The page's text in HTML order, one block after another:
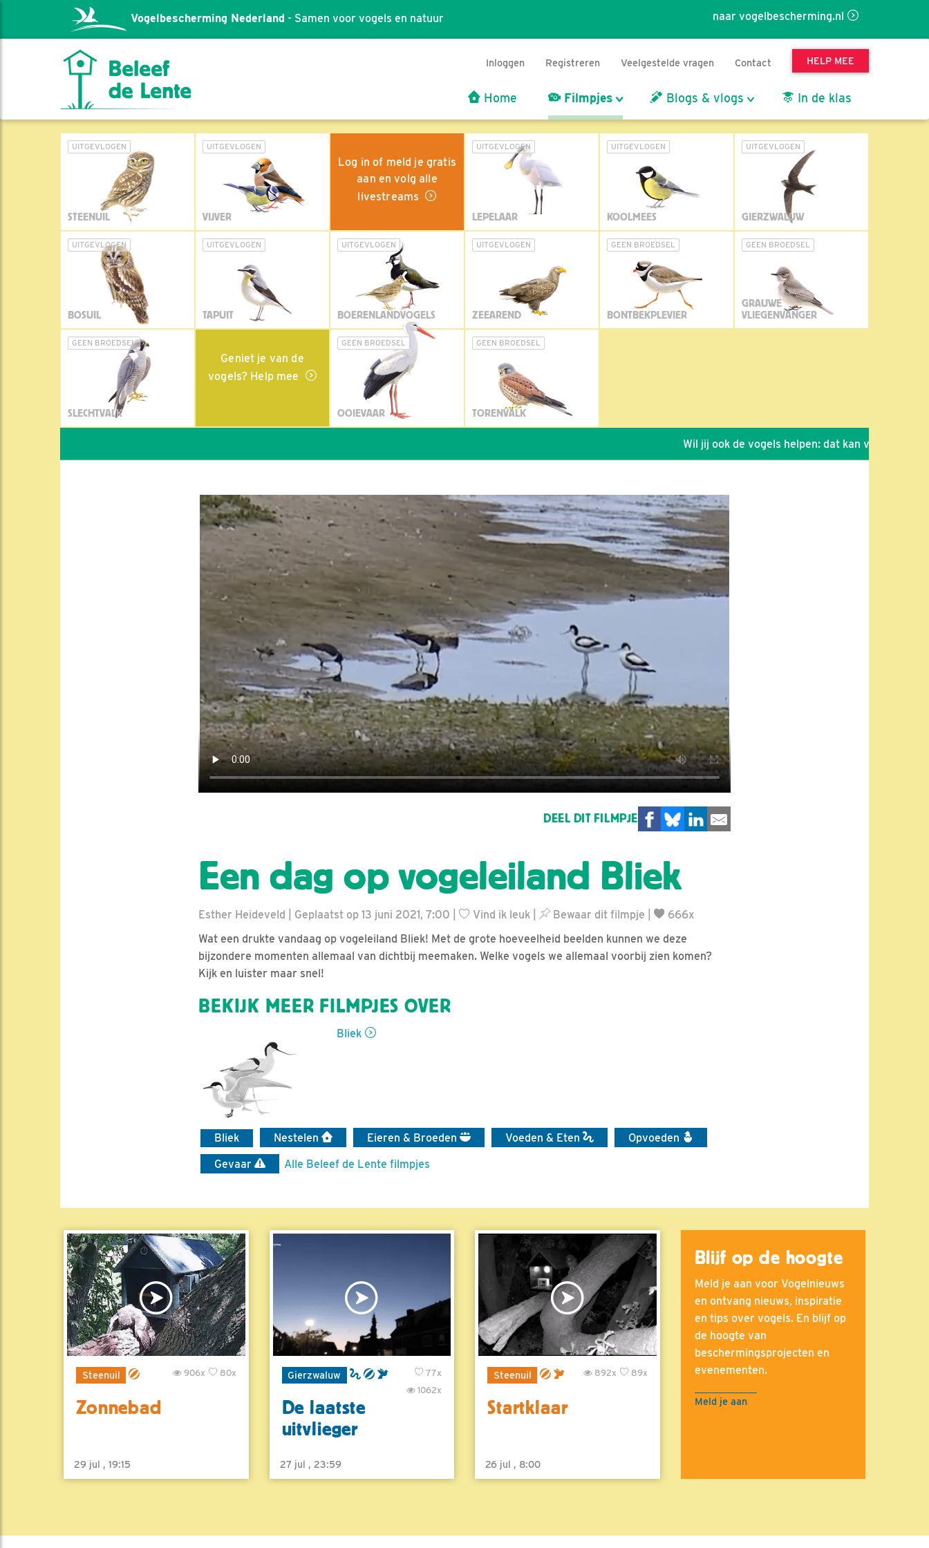
naar vogelbescherming.nl
Vogelbescherming Nederland - Samen voor vogels en natuur
Inloggen Registreren Veelgestelde vragen Contact HELP MEE
Home Filmpjes Blogs & vlogs In de klas
UITGEVLOGEN
STEENUIL
UITGEVLOGEN
VIJVER
Log in of meld je gratis
aan en volg alle
livestreams
UITGEVLOGEN
LEPELAAR
UITGEVLOGEN
KOOLMEES
UITGEVLOGEN
GIERZWALUW
UITGEVLOGEN
BOSUIL
UITGEVLOGEN
TAPUIT
UITGEVLOGEN
BOERENLANDVOGELS
UITGEVLOGEN
ZEEAREND
GEEN BROEDSEL
BONTBEKPLEVIER
GEEN BROEDSEL
GRAUWE
VLIEGENVANGER
GEEN BROEDSEL
SLECHTVALK
Geniet je van de
vogels? Help mee
GEEN BROEDSEL
OOIEVAAR
GEEN BROEDSEL
TORENVALK
Wil jij ook de vogels helpen: dat kan via de link!
DEEL DIT FILMPJE
Een dag op vogeleiland Bliek
Esther Heideveld | Geplaatst op 13 juni 2021, 7:00 | Vind ik leuk Bewaar dit filmpje
666x
Wat een drukte vandaag op vogeleiland Bliek! Met de grote hoeveelheid beelden kunnen we deze
bijzondere momenten allemaal van dichtbij meemaken. Welke vogels we allemaal voorbij zien komen?
Kijk en luister maar snel!
BEKIJK MEER FILMPJES OVER
Bliek
Bliek Nestelen Eieren & Broeden Voeden & Eten
Opvoeden
Gevaar
Alle Beleef de Lente filmpjes
Steenuil 80x
906x
Zonnebad
29 jul , 19:15
Gierzwaluw
77x
1062x
De laatste
uitvlieger
27 jul , 23:59
Steenuil 89x
892x
Startklaar
26 jul , 8:00
Blijf op de hoogte
Meld je aan voor Vogelnieuws
en ontvang nieuws, inspiratie
en tips over vogels. En blijf op
de hoogte van
beschermingsprojecten en
evenementen.
Meld je aan